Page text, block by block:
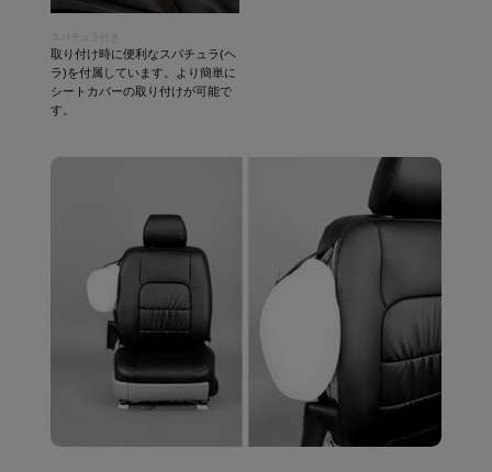
スパチュラ付き
取り付け時に便利なスパチュラ(ヘ
ラ)を付属しています。より簡単に
シートカバーの取り付けが可能で
す。